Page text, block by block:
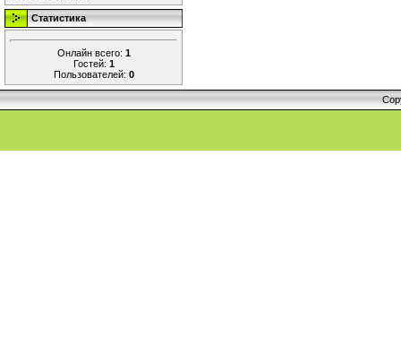
Статистика
Онлайн всего: 1
Гостей: 1
Пользователей: 0